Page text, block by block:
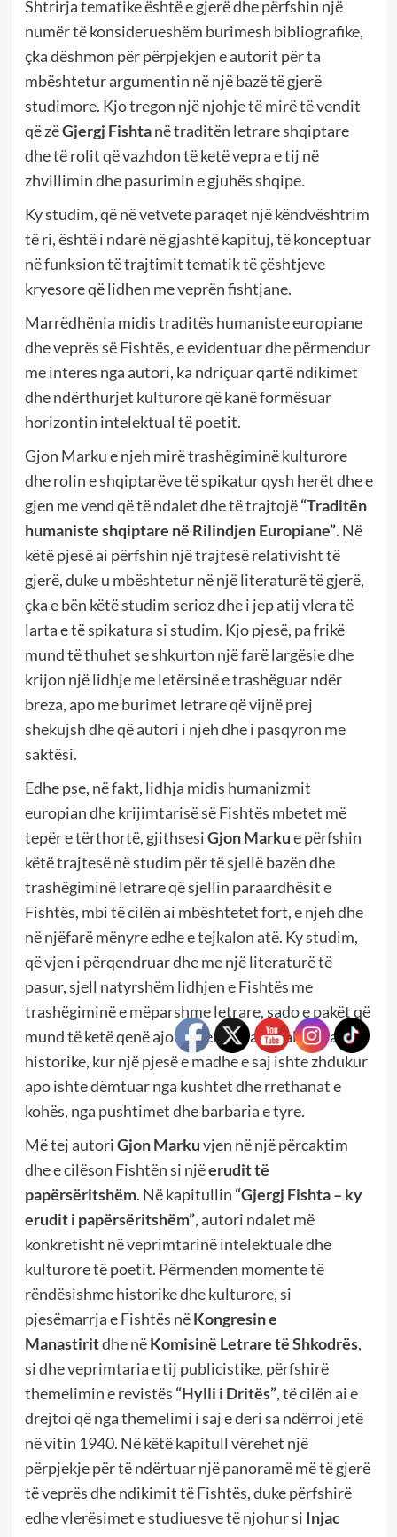
Shtrirja tematike është e gjerë dhe përfshin një
numër të konsiderueshëm burimesh bibliografike,
çka dëshmon për përpjekjen e autorit për ta
mbështetur argumentin në një bazë të gjerë
studimore. Kjo tregon një njohje të mirë të vendit
që zëGjergj Fishtanë traditën letrare shqiptare
dhe të rolit që vazhdon të ketë vepra e tij në
zhvillimin dhe pasurimin e gjuhës shqipe.
Ky studim, që në vetvete paraqet një këndvështrim
të ri, është i ndarë në gjashtë kapituj, të konceptuar
në funksion të trajtimit tematik të çështjeve
kryesore që lidhen me veprën fishtjane.
Marrëdhënia midis traditës humaniste europiane
dhe veprës së Fishtës, e evidentuar dhe përmendur
me interes nga autori, ka ndriçuar qartë ndikimet
dhe ndërthurjet kulturore që kanë formësuar
horizontin intelektual të poetit.
Gjon Marku e njeh mirë trashëgiminë kulturore
dhe rolin e shqiptarëve të spikatur qysh herët dhe e
gjen me vend që të ndalet dhe të trajtojë“Traditën
humaniste shqiptare në Rilindjen Europiane”. Në
këtë pjesë ai përfshin një trajtesë relativisht të
gjerë, duke u mbështetur në një literaturë të gjerë,
çka e bën këtë studim serioz dhe i jep atij vlera të
larta e të spikatura si studim. Kjo pjesë, pa frikë
mund të thuhet se shkurton një farë largësie dhe
krijon një lidhje me letërsinë e trashëguar ndër
breza, apo me burimet letrare që vijnë prej
shekujsh dhe që autori i njeh dhe i pasqyron me
saktësi.
Edhe pse, në fakt, lidhja midis humanizmit
europian dhe krijimtarisë së Fishtës mbetet më
tepër e tërthortë, gjithsesiGjon Markue përfshin
këtë trajtesë në studim për të sjellë bazën dhe
trashëgiminë letrare që sjellin paraardhësit e
Fishtës, mbi të cilën ai mbështetet fort, e njeh dhe
në njëfarë mënyre edhe e tejkalon atë. Ky studim,
që vjen i përqendruar dhe me një literaturë të
pasur, sjell natyrshëm lidhjen e Fishtës me
trashëgiminë e mëparshme letrare, sado e pakët që
mund të ketë qenë ajo në periudha të caktuara
historike, kur një pjesë e madhe e saj ishte zhdukur
apo ishte dëmtuar nga kushtet dhe rrethanat e
kohës, nga pushtimet dhe barbaria e tyre.
Më tej autoriGjon Markuvjen në një përcaktim
dhe e cilëson Fishtën si njëerudit të
papërsëritshëm. Në kapitullin “Gjergj Fishta – ky
erudit i papërsëritshëm”, autori ndalet më
konkretisht në veprimtarinë intelektuale dhe
kulturore të poetit. Përmenden momente të
rëndësishme historike dhe kulturore, si
pjesëmarrja e Fishtës nëKongresin e
Manastiritdhe nëKomisinë Letrare të Shkodrës,
si dhe veprimtaria e tij publicistike, përfshirë
themelimin e revistës “Hylli i Dritës”, të cilën ai e
drejtoi që nga themelimi i saj e deri sa ndërroi jetë
në vitin 1940. Në këtë kapitull vërehet një
përpjekje për të ndërtuar një panoramë më të gjerë
të veprës dhe ndikimit të Fishtës, duke përfshirë
edhe vlerësimet e studiuesve të njohur si Injac